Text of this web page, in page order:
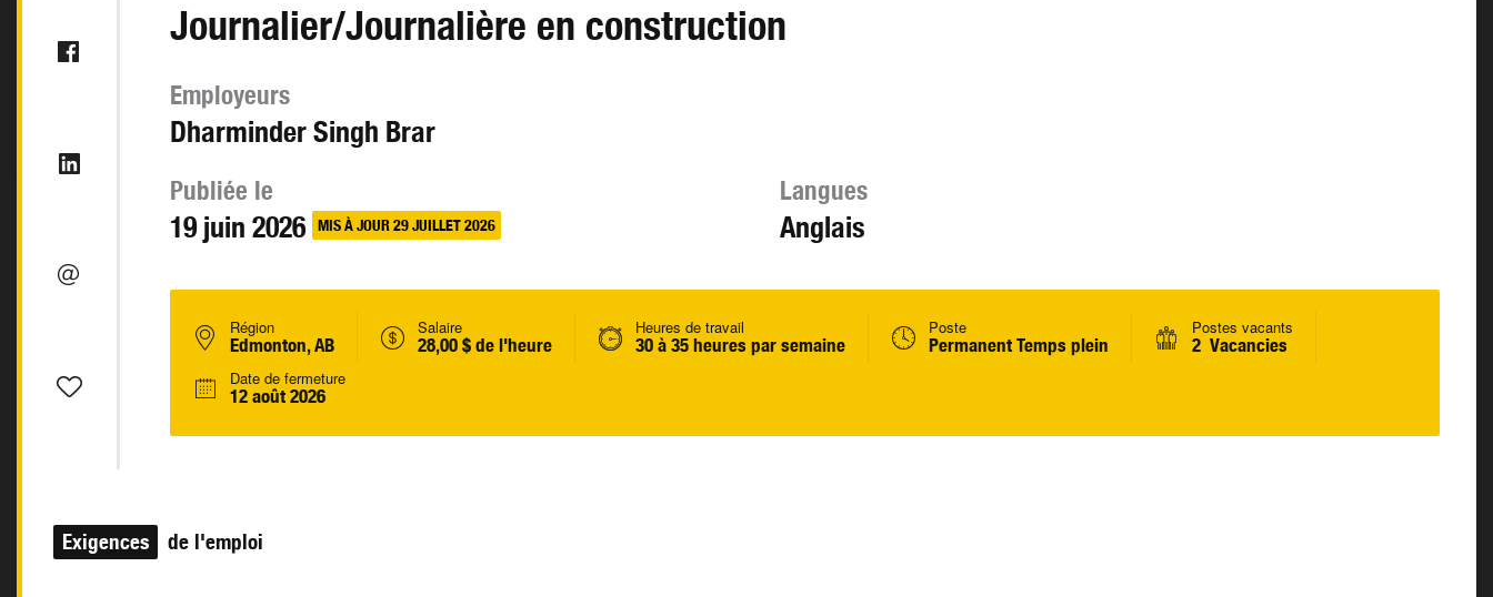
Journalier/Journalière en construction
Employeurs
Dharminder Singh Brar
Publiée le
19 juin 2026 MIS À JOUR 29 JUILLET 2026
Langues
Anglais
Région
Edmonton, AB
Salaire
28,00 $ de l'heure
Heures de travail
30 à 35 heures par semaine
Poste
Permanent Temps plein
Postes vacants
2 Vacancies
Date de fermeture
12 août 2026
Exigences de l'emploi